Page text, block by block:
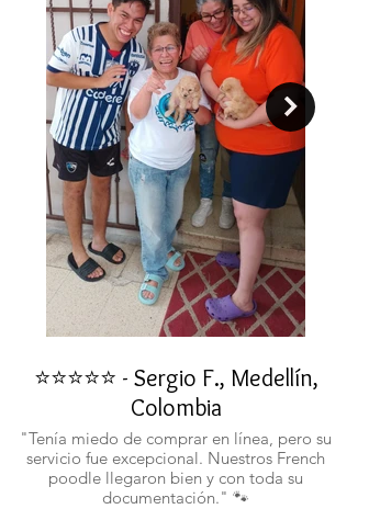
⭐⭐⭐⭐⭐ - Sergio F., Medellín,
Colombia
"Tenía miedo de comprar en línea, pero su
servicio fue excepcional. Nuestros French
poodle llegaron bien y con toda su
documentación." 🐾